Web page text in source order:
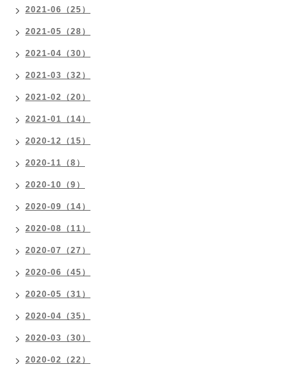
2021-06（25）
2021-05（28）
2021-04（30）
2021-03（32）
2021-02（20）
2021-01（14）
2020-12（15）
2020-11（8）
2020-10（9）
2020-09（14）
2020-08（11）
2020-07（27）
2020-06（45）
2020-05（31）
2020-04（35）
2020-03（30）
2020-02（22）